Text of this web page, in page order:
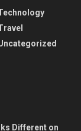
Different on